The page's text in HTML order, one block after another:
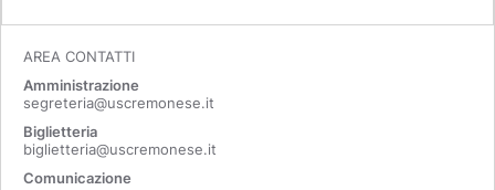
AREA CONTATTI
Amministrazione
segreteria@uscremonese.it
Biglietteria
biglietteria@uscremonese.it
Comunicazione